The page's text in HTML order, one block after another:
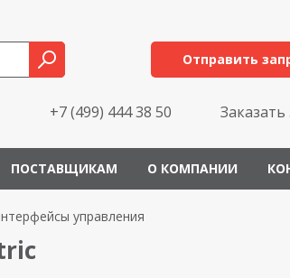
Отправить
+7 (499) 444 38 50
ПОСТАВЩИКАМ О КОМПАНИИ
управления